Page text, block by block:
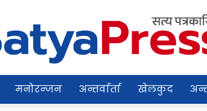
मनोरन्जन अन्तर्वार्ता खेलकुद